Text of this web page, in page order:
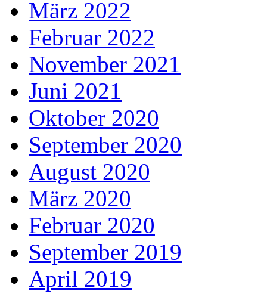
März 2022
Februar 2022
November 2021
Juni 2021
Oktober 2020
September 2020
August 2020
März 2020
Februar 2020
September 2019
April 2019